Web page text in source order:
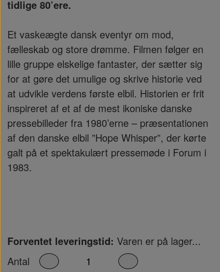
tidlige 80’ere.
Et vaskeægte dansk eventyr om mod,
fælleskab og store drømme. Filmen følger en
lille gruppe elskelige fantaster, der sætter sig
for at gøre det umulige og skrive historie ved
at udvikle verdens første elbil. Historien er frit
inspireret af et af de mest ikoniske danske
pressebilleder fra 1980’erne – præsentationen
af den danske elbil ”Hope Whisper”, der kørte
galt på et spektakulært pressemøde i Forum i
1983.
Forventet leveringstid: Varen er på lager...
Antal